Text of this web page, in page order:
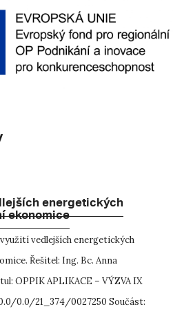
energetických
ekonomice
vedlejších energetických
Řešitel: Ing. Bc. Anna
OPPIK APLIKACE – VÝZVA IX
0.0/21_374/0027250 Součást: